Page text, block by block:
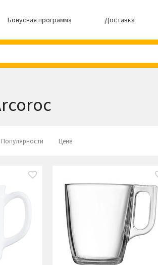
Бонусная программа Доставка
Популярности Цене